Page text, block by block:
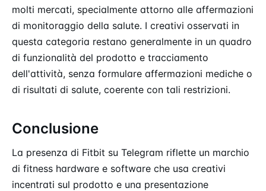
molti mercati, specialmente attorno alle affermazioni
di monitoraggio della salute. I creativi osservati in
questa categoria restano generalmente in un quadro
di funzionalità del prodotto e tracciamento
dell'attività, senza formulare affermazioni mediche o
di risultati di salute, coerente con tali restrizioni.
Conclusione
La presenza di Fitbit su Telegram riflette un marchio
di fitness hardware e software che usa creativi
incentrati sul prodotto e una presentazione